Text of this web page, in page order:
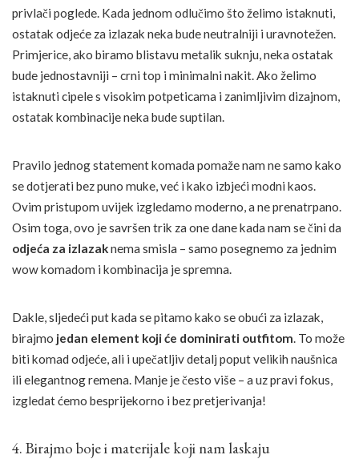
privlači poglede. Kada jednom odlučimo što želimo istaknuti,
ostatak odjeće za izlazak neka bude neutralniji i uravnotežen.
Primjerice, ako biramo blistavu metalik suknju, neka ostatak
bude jednostavniji – crni top i minimalni nakit. Ako želimo
istaknuti cipele s visokim potpeticama i zanimljivim dizajnom,
ostatak kombinacije neka bude suptilan.
Pravilo jednog statement komada pomaže nam ne samo kako
se dotjerati bez puno muke, već i kako izbjeći modni kaos.
Ovim pristupom uvijek izgledamo moderno, a ne prenatrpano.
Osim toga, ovo je savršen trik za one dane kada nam se čini da
odjeća za izlazaknema smisla – samo posegnemo za jednim
wow komadom i kombinacija je spremna.
Dakle, sljedeći put kada se pitamo kako se obući za izlazak,
birajmo jedan element koji će dominirati outfitom. To može
biti komad odjeće, ali i upečatljiv detalj poput velikih naušnica
ili elegantnog remena. Manje je često više – a uz pravi fokus,
izgledat ćemo besprijekorno i bez pretjerivanja!
4. Birajmo boje i materijale koji nam laskaju